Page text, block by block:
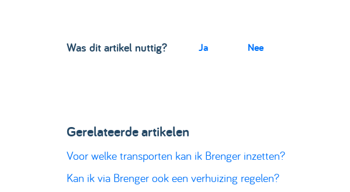
Was dit artikel nuttig? Nee
Ja
Gerelateerde artikelen
Voor welke transporten kan ik Brenger inzetten?
Kan ik via Brenger ook een verhuizing regelen?